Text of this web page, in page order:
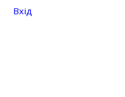
Вхід